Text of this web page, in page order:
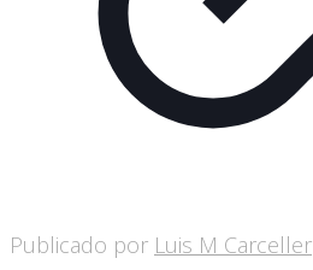
Publicado por Luis M Carceller